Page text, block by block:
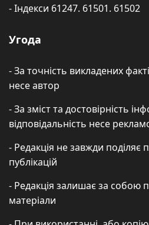
- Індекси 61247. 61501. 61502
Угода
- За точність викладених
несе автор
- За зміст та достовірність
відповідальність несе
- Редакція не завжди поділяє
публікацій
- Редакція залишає за собою
матеріали